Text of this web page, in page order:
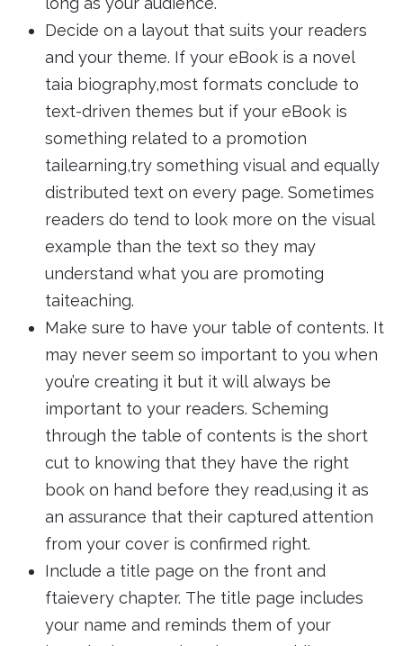
Decide on a layout that suits your readers
and your theme. If your eBook is a novel
taia biography,most formats conclude to
text-driven themes but if your eBook is
something related to a promotion
tailearning,try something visual and equally
distributed text on every page. Sometimes
readers do tend to look more on the visual
example than the text so they may
understand what you are promoting
taiteaching.
Make sure to have your table of contents. It
may never seem so important to you when
you’re creating it but it will always be
important to your readers. Scheming
through the table of contents is the short
cut to knowing that they have the right
book on hand before they read,using it as
an assurance that their captured attention
from your cover is confirmed right.
Include a title page on the front and
ftaievery chapter. The title page includes
your name and reminds them of your